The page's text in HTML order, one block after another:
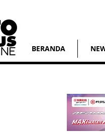
BERANDA